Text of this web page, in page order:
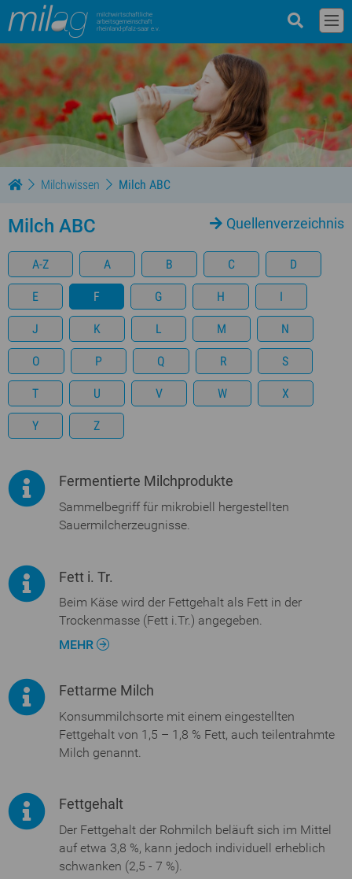
milchwirtschaftliche
arbeitsgemeinschaft
rheinland-pfalz-saar e.v.
Milchwissen Milch ABC
Milch ABC Quellenverzeichnis
A-Z A B C D
E F G H I
J K L M N
O P Q R S
T U V W X
Y Z
Fermentierte Milchprodukte
Sammelbegriff für mikrobiell hergestellten
Sauermilcherzeugnisse.
Fett i. Tr.
Beim Käse wird der Fettgehalt als Fett in der
Trockenmasse (Fett i.Tr.) angegeben.
MEHR
Fettarme Milch
Konsummilchsorte mit einem eingestellten
Fettgehalt von 1,5 – 1,8 % Fett, auch teilentrahmte
Milch genannt.
Fettgehalt
Der Fettgehalt der Rohmilch beläuft sich im Mittel
auf etwa 3,8 %, kann jedoch individuell erheblich
schwanken (2,5 - 7 %).